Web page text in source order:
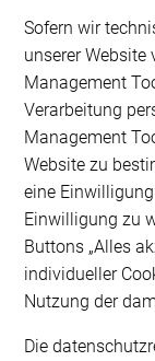
Sofern wir
unserer Website
Management
Verarbeitung
Management
Website zu
eine
Einwilligung zu
Buttons „Alles
individueller
Nutzung der
Die